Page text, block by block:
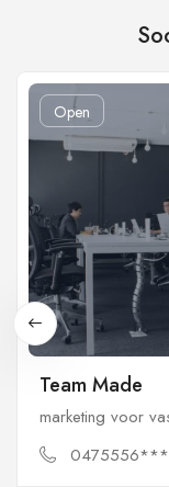
Open
Team Made
marketing voor
0475556***